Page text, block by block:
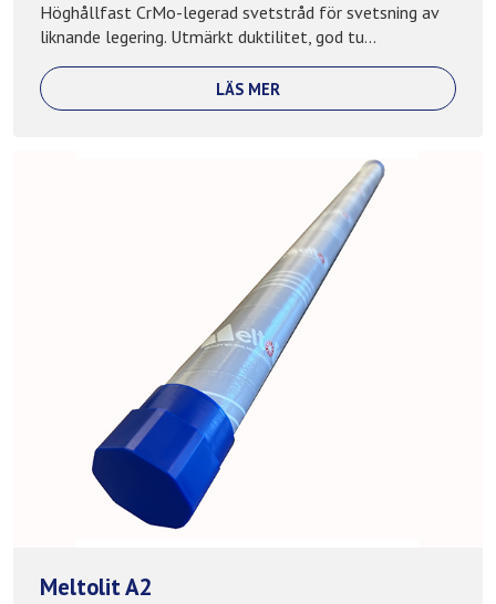
Höghållfast CrMo-legerad svetstråd för svetsning av
liknande legering. Utmärkt duktilitet, god tu...
LÄS MER
Meltolit A2